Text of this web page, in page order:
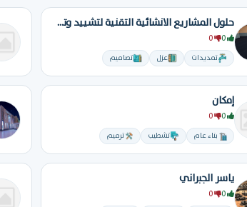
حلول المشاريع الانشائية التقنية لتشييد وتطوير الطرق
تمديدات عزل تصاميم
إمكان
بناء عام تشطيب ترميم
ياسر الجبراني